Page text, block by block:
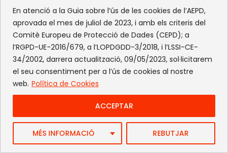
En atenció a la Guia sobre l’ús de les cookies de l’AEPD,
aprovada el mes de juliol de 2023, i amb els criteris del
Comitè Europeu de Protecció de Dades (CEPD); a
l’RGPD-UE-2016/679, a l’LOPDGDD-3/2018, i l’LSSI-CE-
34/2002, darrera actualització, 09/05/2023, sol·licitarem
el seu consentiment per a l’ús de cookies al nostre
web. Política de Cookies
MÉS INFORMACIÓ REBUTJAR
ACCEPTAR